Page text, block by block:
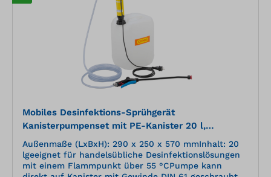
Mobiles Desinfektions-Sprühgerät
Kanisterpumpenset mit PE-Kanister 20 l,
Elektropumpe 230 V
Außenmaße (LxBxH): 290 x 250 x 570 mmInhalt: 20
lgeeignet für handelsübliche Desinfektionslösungen
mit einem Flammpunkt über 55 °CPumpe kann